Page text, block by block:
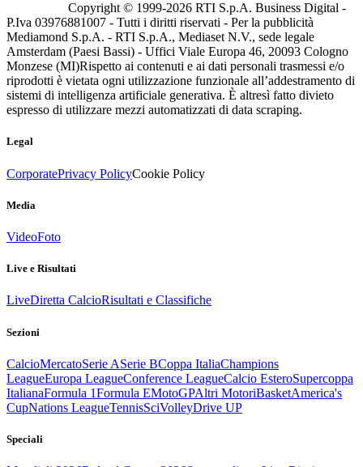
Copyright © 1999-2026 RTI S.p.A. Business Digital -
P.Iva 03976881007 - Tutti i diritti riservati - Per la pubblicità
Mediamond S.p.A. - RTI S.p.A., Mediaset N.V., sede legale
Amsterdam (Paesi Bassi) - Uffici Viale Europa 46, 20093 Cologno
Monzese (MI)Rispetto ai contenuti e ai dati personali trasmessi e/o
riprodotti è vietata ogni utilizzazione funzionale all’addestramento di
sistemi di intelligenza artificiale generativa. È altresì fatto divieto
espresso di utilizzare mezzi automatizzati di data scraping.
Legal
CorporatePrivacy PolicyCookie Policy
Media
VideoFoto
Live e Risultati
LiveDiretta CalcioRisultati e Classifiche
Sezioni
CalcioMercatoSerie ASerie BCoppa ItaliaChampions
LeagueEuropa LeagueConference LeagueCalcio EsteroSupercoppa
ItalianaFormula 1Formula EMotoGPAltri MotoriBasketAmerica's
CupNations LeagueTennisSciVolleyDrive UP
Speciali